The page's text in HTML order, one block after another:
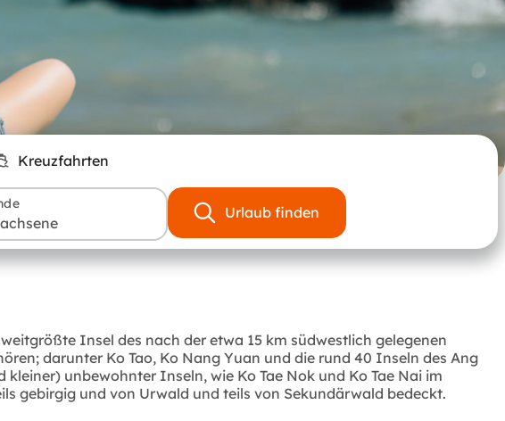
Kreuzfahrten
Urlaub finden
Insel des nach der etwa 15 km südwestlich gelegenen
darunter Ko Tao, Ko Nang Yuan und die rund 40 Inseln des Ang
unbewohnter Inseln, wie Ko Tae Nok und Ko Tae Nai im
gebirgig und von Urwald und teils von Sekundärwald bedeckt.